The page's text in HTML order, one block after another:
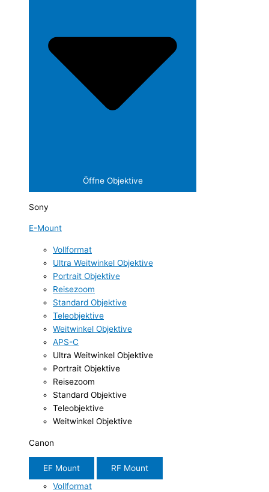
Öffne Objektive
Sony
E-Mount
Vollformat
Ultra Weitwinkel Objektive
Portrait Objektive
Reisezoom
Standard Objektive
Teleobjektive
Weitwinkel Objektive
APS-C
Ultra Weitwinkel Objektive
Portrait Objektive
Reisezoom
Standard Objektive
Teleobjektive
Weitwinkel Objektive
Canon
EF Mount
RF Mount
Vollformat